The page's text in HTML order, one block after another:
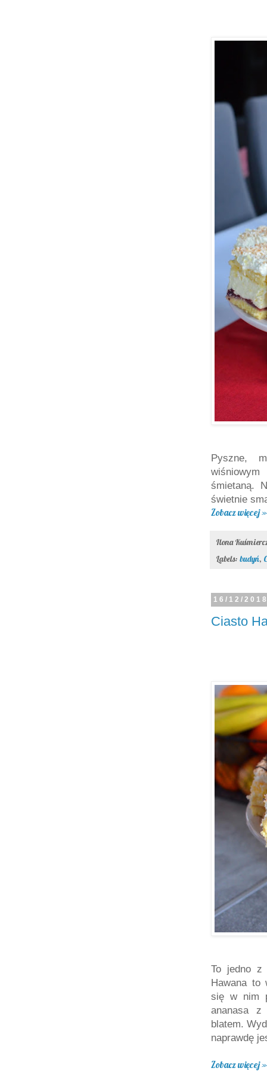
Pyszne,
śmietaną.
świetnie
Zobacz więcej »
Ilona
Labels: budyń,
16/12/
Ciasto
To jedno z
Hawana to
się w nim
ananasa z
blatem.
naprawdę
Zobacz więcej »